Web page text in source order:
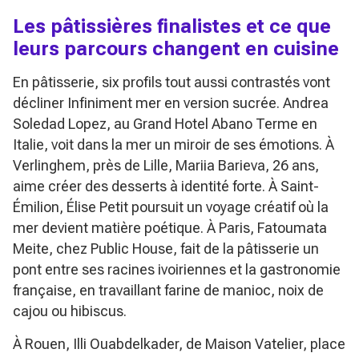
Les pâtissières finalistes et ce que
leurs parcours changent en cuisine
En pâtisserie, six profils tout aussi contrastés vont
décliner Infiniment mer en version sucrée. Andrea
Soledad Lopez, au Grand Hotel Abano Terme en
Italie, voit dans la mer un miroir de ses émotions. À
Verlinghem, près de Lille, Mariia Barieva, 26 ans,
aime créer des desserts à identité forte. À Saint-
Émilion, Élise Petit poursuit un voyage créatif où la
mer devient matière poétique. À Paris, Fatoumata
Meite, chez Public House, fait de la pâtisserie un
pont entre ses racines ivoiriennes et la gastronomie
française, en travaillant farine de manioc, noix de
cajou ou hibiscus.
À Rouen, Illi Ouabdelkader, de Maison Vatelier, place